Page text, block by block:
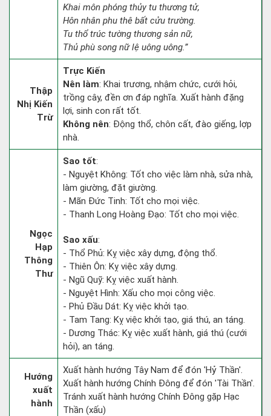
Khai môn phóng thủy tu thương tử,
Hôn nhân phu thê bất cửu trường.
Tu thổ trúc tường thương sản nữ,
Thủ phù song nữ lệ uông uông.”
Thập
Nhị Kiến
Trừ
Trực Kiến
Nên làm: Khai trương, nhậm chức, cưới hỏi,
trồng cây, đền ơn đáp nghĩa. Xuất hành đặng
lợi, sinh con rất tốt.
Không nên: Động thổ, chôn cất, đào giếng, lợp
nhà.
Ngọc
Hạp
Thông
Thư
Sao tốt:
- Nguyệt Không: Tốt cho việc làm nhà, sửa nhà,
làm giường, đặt giường.
- Mãn Đức Tinh: Tốt cho mọi việc.
- Thanh Long Hoàng Đạo: Tốt cho mọi việc.
Sao xấu:
- Thổ Phủ: Kỵ việc xây dựng, động thổ.
- Thiên Ôn: Kỵ việc xây dựng.
- Ngũ Quỹ: Kỵ việc xuất hành.
- Nguyệt Hình: Xấu cho mọi công việc.
- Phủ Đầu Dát: Kỵ việc khởi tạo.
- Tam Tang: Kỵ việc khởi tạo, giá thú, an táng.
- Dương Thác: Kỵ việc xuất hành, giá thú (cưới
hỏi), an táng.
Hướng
xuất
hành
Xuất hành hướng Tây Nam để đón 'Hỷ Thần'.
Xuất hành hướng Chính Đông để đón 'Tài Thần'.
Tránh xuất hành hướng Chính Đông gặp Hạc
Thần (xấu)